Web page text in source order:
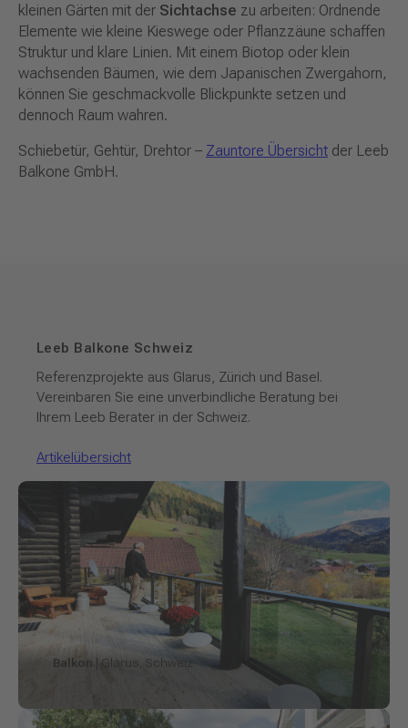
kleinen Gärten mit der Sichtachse zu arbeiten: Ordnende
Elemente wie kleine Kieswege oder Pflanzzäune schaffen
Struktur und klare Linien. Mit einem Biotop oder klein
wachsenden Bäumen, wie dem Japanischen Zwergahorn,
können Sie geschmackvolle Blickpunkte setzen und
dennoch Raum wahren.
Schiebetür, Gehtür, Drehtor – Zauntore Übersicht der Leeb
Balkone GmbH.
Leeb Balkone Schweiz
Referenzprojekte aus Glarus, Zürich und Basel.
Vereinbaren Sie eine unverbindliche Beratung bei
Ihrem Leeb Berater in der Schweiz.
Artikelübersicht
Balkon | Glarus, Schweiz